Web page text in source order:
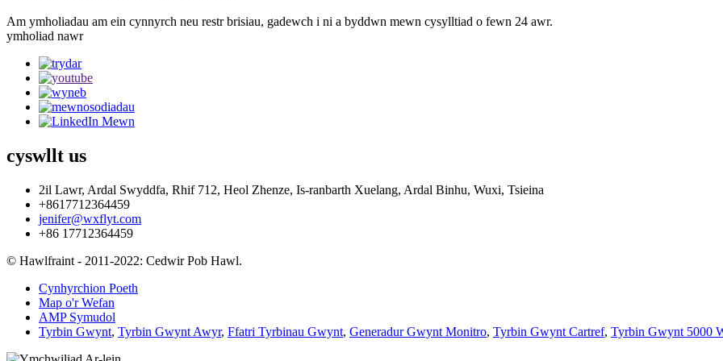
Am ymholiadau am ein cynnyrch neu restr brisiau, gadewch i ni a byddwn mewn cysylltiad o fewn 24 awr.
ymholiad nawr
cyswllt us
2il Lawr, Ardal Swyddfa, Rhif 712, Heol Zhenze, Is-ranbarth Xuelang, Ardal Binhu, Wuxi, Tsieina
+8617712364459
jenifer@wxflyt.com
+86 17712364459
© Hawlfraint - 2011-2022: Cedwir Pob Hawl.
Cynhyrchion Poeth
Map o'r Wefan
AMP Symudol
Tyrbin Gwynt, Tyrbin Gwynt Awyr, Ffatri Tyrbinau Gwynt, Generadur Gwynt Monitro, Tyrbin Gwynt Cartref, Tyrbin Gwynt 5000